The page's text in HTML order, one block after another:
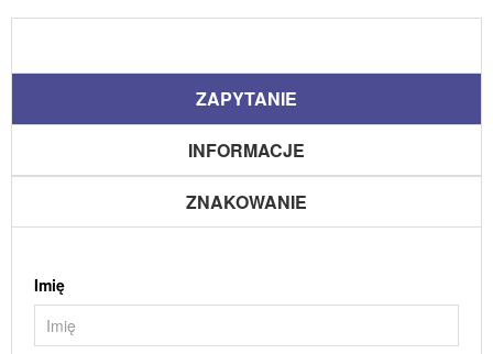
ZAPYTANIE
INFORMACJE
ZNAKOWANIE
Imię